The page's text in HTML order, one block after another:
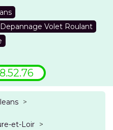
Depannage Volet Roulant
>
et-Loir >